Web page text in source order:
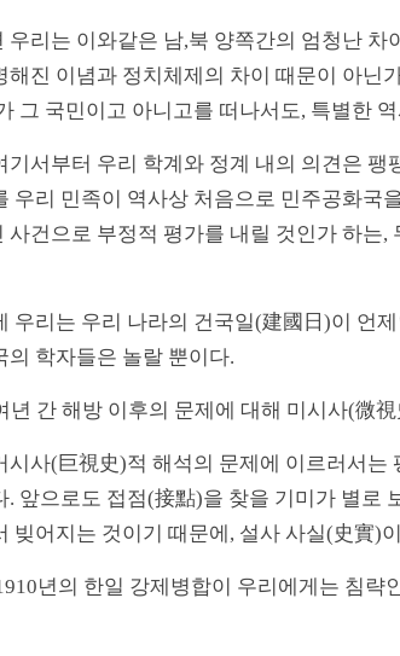
우리는 이와같은 남,북 양쪽간의 엄청난 차
해진 이념과 정치체제의 차이 때문이 아닌
그 국민이고 아니고를 떠나서도, 특별한
기서부터 우리 학계와 정계 내의 의견은
우리 민족이 역사상 처음으로 민주공화국
사건으로 부정적 평가를 내릴 것인가 하는
우리는 우리 나라의 건국일(建國日)이 언
의 학자들은 놀랄 뿐이다.
년 간 해방 이후의 문제에 대해 미시사(微
시사(巨視史)적 해석의 문제에 이르러서는
. 앞으로도 접점(接點)을 찾을 기미가 별로
빚어지는 것이기 때문에, 설사 사실(史實)
년의 한일 강제병합이 우리에게는 침